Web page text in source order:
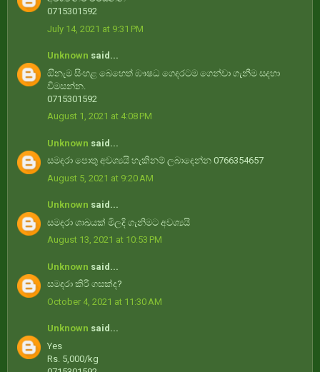
0715301592
July 14, 2021 at 9:31 PM
Unknown said...
ඔිනැම ⁣සිංහළ බෙහෙත් ඹෟෂධ ගෙදරටම ගෙන්වා ගැනීම සදහා
විමසන්න.
0715301592
August 1, 2021 at 4:08 PM
Unknown said...
සමදරා පොතු අවශ්‍යයි හැකිනම් ලබාදෙන්න 0766354657
August 5, 2021 at 9:20 AM
Unknown said...
සමදරා ශාඛයක් මිලදි ගැනිමට අවශ්‍යයි
August 13, 2021 at 10:53 PM
Unknown said...
සමදරා කිරි ගසක්ද?
October 4, 2021 at 11:30 AM
Unknown said...
Yes
Rs. 5,000/kg